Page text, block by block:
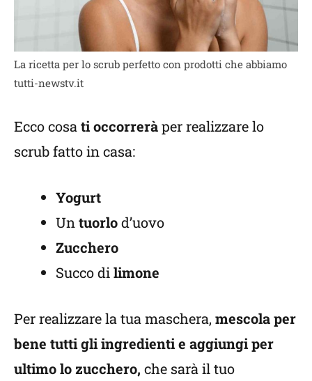
La ricetta per lo scrub perfetto con prodotti che abbiamo
tutti-newstv.it
Ecco cosa ti occorreràper realizzare lo
scrub fatto in casa:
Yogurt
Untuorlod’uovo
Zucchero
Succo dilimone
Per realizzare la tua maschera, mescola per
bene tutti gli ingredienti e aggiungi per
ultimo lo zucchero, che sarà il tuo